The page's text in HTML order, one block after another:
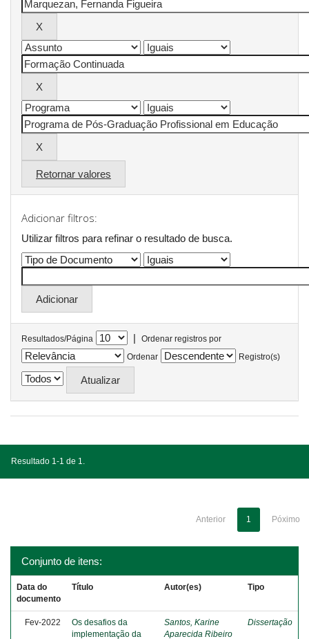
Retornar valores
Adicionar filtros:
Utilizar filtros para refinar o resultado de busca.
Resultados/Página |
Ordenar registros por
Ordenar
Registro(s)
Resultado 1-1 de 1.
Anterior 1 Póximo
Conjunto de itens:
Data do
documento
Título Autor(es) Tipo
Fev-2022
Os desafios da
implementação da
Santos, Karine
Aparecida Ribeiro
Dissertação